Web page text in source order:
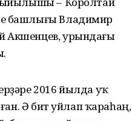
башлығы Владимир
Акшенцев, урындағы
2016 йылда уҡ
Ә бит уйлап ҡараһаң,